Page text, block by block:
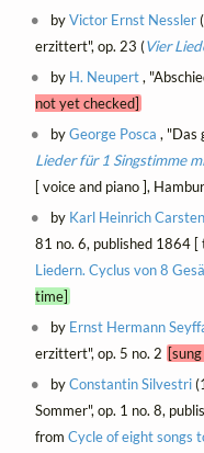
byVictor Ernst Nessler
erzittert", op. 23 (Vier
by H. Neupert,
not yet checked]
byGeorge Posca , "Das
Lieder für 1 Singstimme
[ voice and piano ],
by Karl Heinrich
81 no. 6, published 1864 [
Liedern. Cyclus von 8
time]
by Ernst Hermann
erzittert", op. 5 no. 2
byConstantin Silvestri
Sommer", op. 1 no. 8,
from Cycle of eight songs